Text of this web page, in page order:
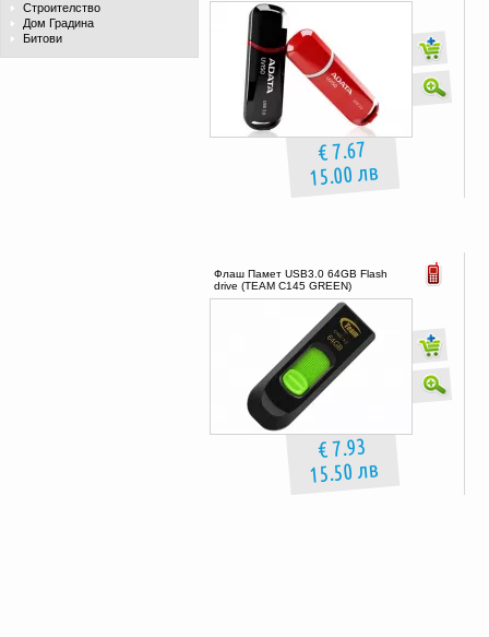
Строителство
Дом Градина
Битови
€ 7.67
15.00 лв
Флаш Памет USB3.0 64GB Flash
drive (TEAM C145 GREEN)
€ 7.93
15.50 лв